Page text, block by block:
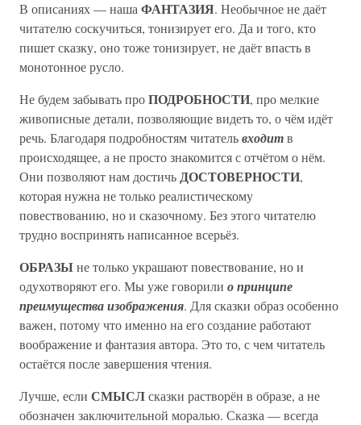
В описаниях — наша ФАНТАЗИЯ. Необычное не даёт
читателю соскучиться, тонизирует его. Да и того, кто
пишет сказку, оно тоже тонизирует, не даёт впасть в
монотонное русло.
Не будем забывать проПОДРОБНОСТИ, про мелкие
живописные детали, позволяющие видеть то, о чём идёт
речь. Благодаря подробностям читательвходитв
происходящее, а не просто знакомится с отчётом о нём.
Они позволяют нам достичьДОСТОВЕРНОСТИ,
которая нужна не только реалистическому
повествованию, но и сказочному. Без этого читателю
трудно воспринять написанное всерьёз.
ОБРАЗЫне только украшают повествование, но и
одухотворяют его. Мы уже говорили о принципе
преимущества изображения. Для сказки образ особенно
важен, потому что именно на его создание работают
воображение и фантазия автора. Это то, с чем читатель
остаётся после завершения чтения.
Лучше, если СМЫСЛсказки растворён в образе, а не
обозначен заключительной моралью. Сказка — всегда